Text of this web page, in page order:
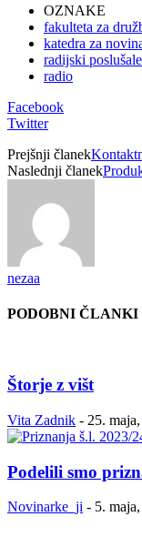
OZNAKE
fakulteta za
katedra za
radijski
radio
Facebook
Twitter
Prejšnji članek
Naslednji članek
nezaa
PODOBNI ČLANKI
Štorje z višt
Vita Zadnik - 25.
Podelili smo
Novinarke_ji - 5.